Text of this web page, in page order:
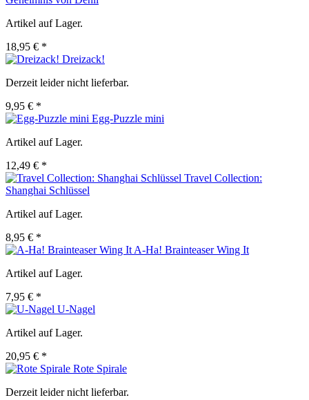
Artikel auf Lager.
18,95 € *
Dreizack!
Derzeit leider nicht lieferbar.
9,95 € *
Egg-Puzzle mini
Artikel auf Lager.
12,49 € *
Travel Collection:
Shanghai Schlüssel
Artikel auf Lager.
8,95 € *
A-Ha! Brainteaser Wing It
Artikel auf Lager.
7,95 € *
U-Nagel
Artikel auf Lager.
20,95 € *
Rote Spirale
Derzeit leider nicht lieferbar.